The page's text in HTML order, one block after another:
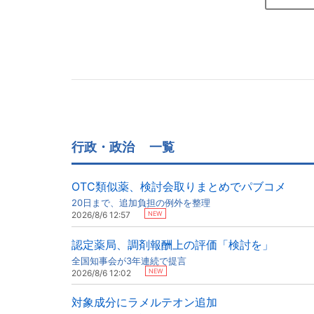
行政・政治 一覧
OTC類似薬、検討会取りまとめでパブコメ
20日まで、追加負担の例外を整理
2026/8/6 12:57 NEW
認定薬局、調剤報酬上の評価「検討を」
全国知事会が3年連続で提言
2026/8/6 12:02 NEW
対象成分にラメルテオン追加